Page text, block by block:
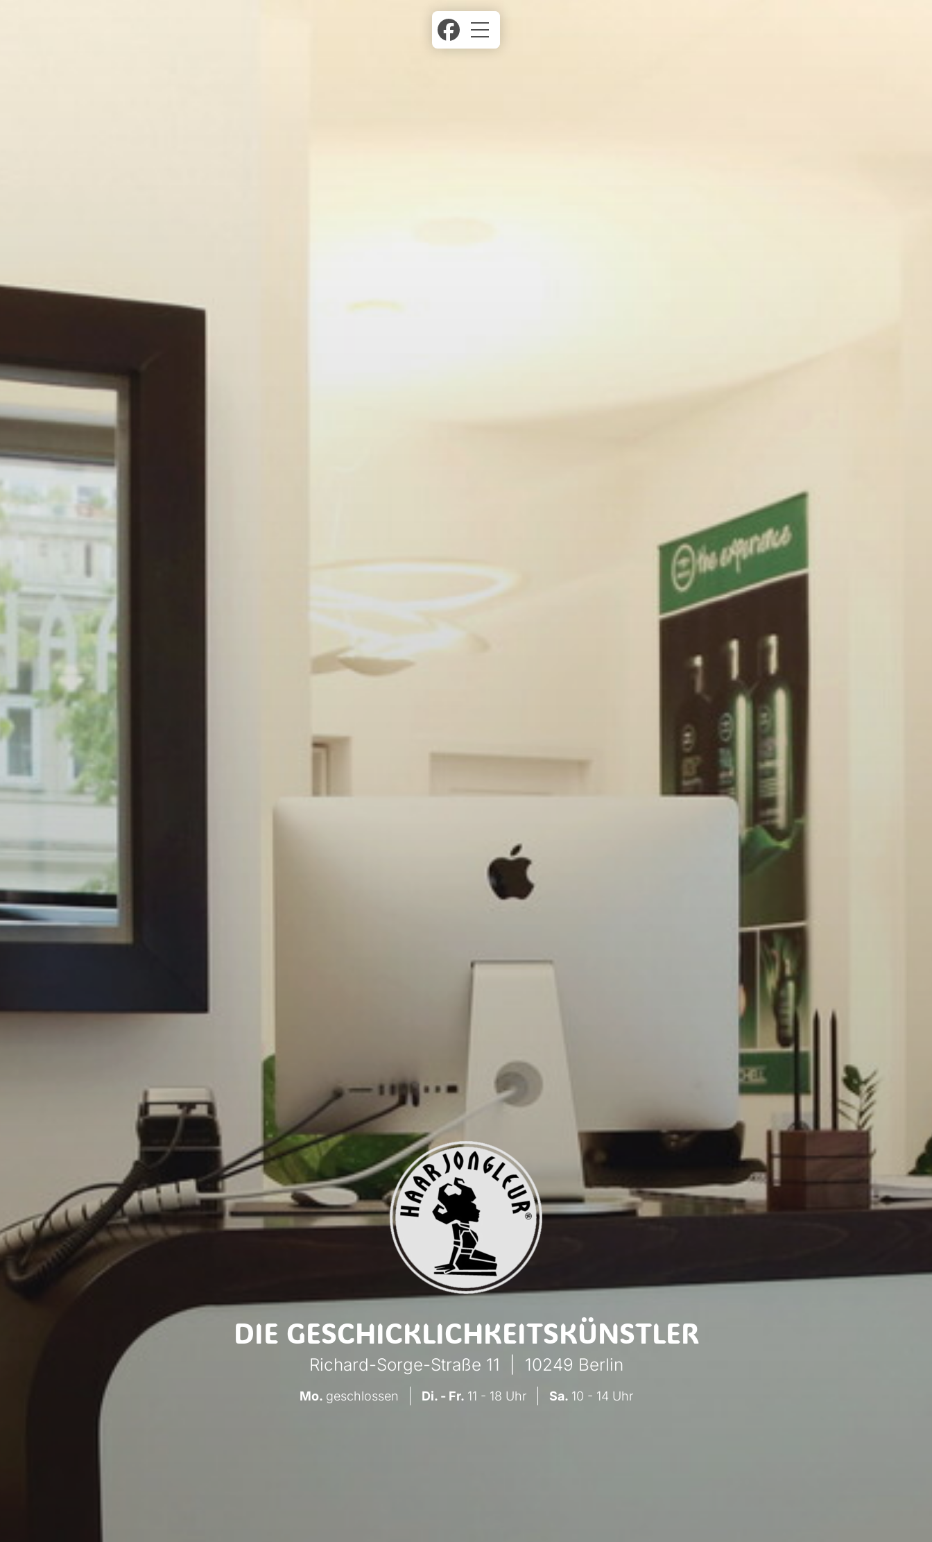
DIE GESCHICKLICHKEITSKÜNSTLER
Richard-Sorge-Straße 11 10249 Berlin
Mo. geschlossen Di. - Fr. 11 - 18 Uhr Sa. 10 - 14 Uhr